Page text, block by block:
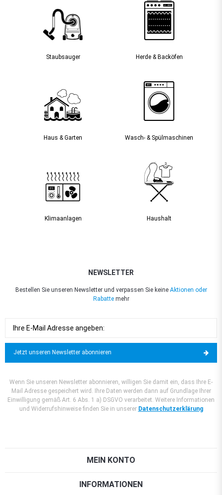
Staubsauger­ Herde & Backöfen
Haus & Garten Wasch- & Spülmaschinen
Klimaanlagen Haushalt
NEWSLETTER
Bestellen Sie unseren Newsletter und verpassen Sie keine Aktionen oder
Rabattemehr
Jetzt unseren Newsletter abonnieren
Wenn Sie unseren Newsletter abonnieren, willigen Sie damit ein, dass Ihre E-
Mail Adresse gespeichert wird. Ihre Daten werden dann auf Grundlage Ihrer
Einwilligung gemäß Art. 6 Abs. 1 a) DSGVO verarbeitet. Weitere Informationen
und Widerrufshinweise finden Sie in unserer Datenschutzerklärung
MEIN KONTO
INFORMATIONEN